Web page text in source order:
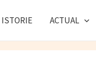
ISTORIE ACTUAL